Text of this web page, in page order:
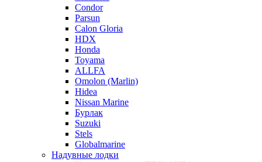
Condor
Parsun
Calon Gloria
HDX
Honda
Toyama
ALLFA
Omolon (Marlin)
Hidea
Nissan Marine
Бурлак
Suzuki
Stels
Globalmarine
Надувные лодки